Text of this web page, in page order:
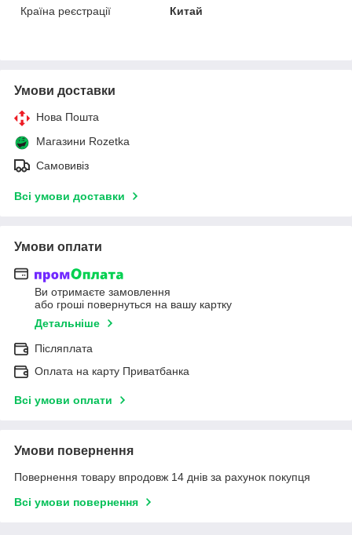
Країна реєстрації
Китай
Умови доставки
Нова Пошта
Магазини Rozetka
Самовивіз
Всі умови доставки
Умови оплати
Ви отримаєте замовлення
або гроші повернуться на вашу картку
Детальніше
Післяплата
Оплата на карту Приватбанка
Всі умови оплати
Умови повернення
Повернення товару впродовж 14 днів за рахунок покупця
Всі умови повернення